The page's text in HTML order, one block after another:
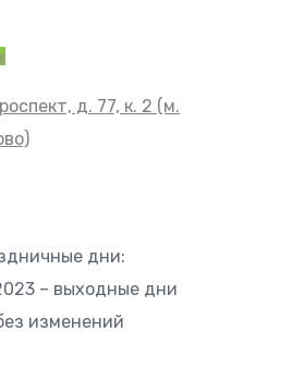
д. 77, к. 2 (м.
дни:
– выходные дни
изменений